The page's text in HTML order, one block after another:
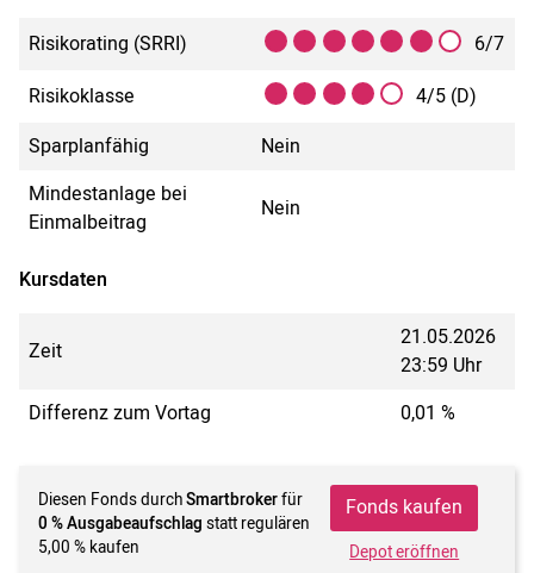
Risikorating (SRRI)
6/7
Risikoklasse
4/5 (D)
Sparplanfähig
Nein
Mindestanlage bei
Einmalbeitrag
Nein
Kursdaten
Zeit
21.05.2026
23:59 Uhr
Differenz zum Vortag
0,01 %
Diesen Fonds durchSmartbrokerfür
0 % Ausgabeaufschlag statt regulären
5,00 % kaufen
Fonds kaufen
Depot eröffnen